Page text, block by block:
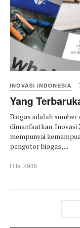
INOVASI INDONESIA
Yang
Biogas adalah
dimanfaatkan.
mempunyai
pengotor biogas, ...
Hits: 2989